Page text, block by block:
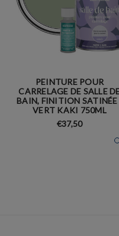
PEINTURE POUR
CARRELAGE DE SALLE
BAIN, FINITION SATINÉE
VERT KAKI 750ML
€37,50